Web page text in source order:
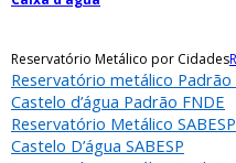
Reservatório Metálico por Cidades
Reservatório metálico Padrão
Castelo d’água Padrão FNDE
Reservatório Metálico SABESP
Castelo D’água SABESP